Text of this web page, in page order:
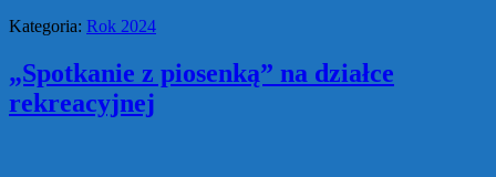
Kategoria: Rok 2024
„Spotkanie z piosenką” na działce
rekreacyjnej